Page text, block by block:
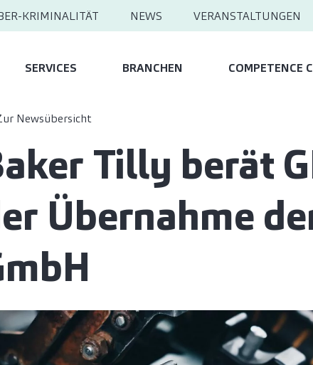
KRIMINALITÄT NEWS VERANSTALTUNGEN
SERVICES BRANCHEN COMPETENCE
Newsübersicht
Tilly berät
Übernahme